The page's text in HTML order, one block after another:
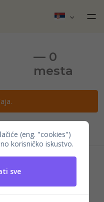
— 0
mesta
, +381 63 173 3142
(eng. "cookies")
korisničko iskustvo.
sve